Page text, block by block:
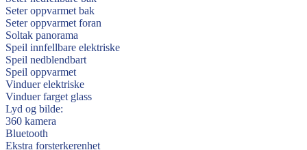
Seter oppvarmet bak
Seter oppvarmet foran
Soltak panorama
Speil innfellbare elektriske
Speil nedblendbart
Speil oppvarmet
Vinduer elektriske
Vinduer farget glass
Lyd og bilde:
360 kamera
Bluetooth
Ekstra forsterkerenhet